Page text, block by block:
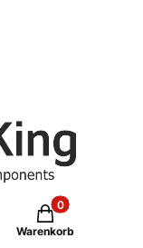
Produkte im
Warenkorb